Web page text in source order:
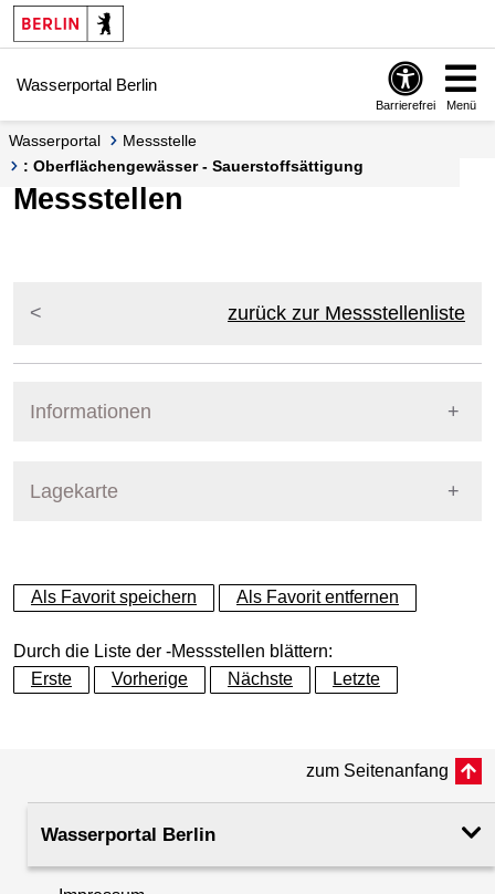
Springe zur Navigation
Springe zum Inhalt
Wasserportal Berlin
Barrierefrei Menü
Wasserportal
Messstelle
: Oberflächengewässer - Sauerstoffsättigung
Messstellen
zurück zur Messstellenliste
Informationen
Lagekarte
+
−
Als Favorit speichern Als Favorit entfernen
Durch die Liste der -Messstellen blättern:
Erste
Vorherige Nächste Letzte
zum Seitenanfang
Wasserportal Berlin